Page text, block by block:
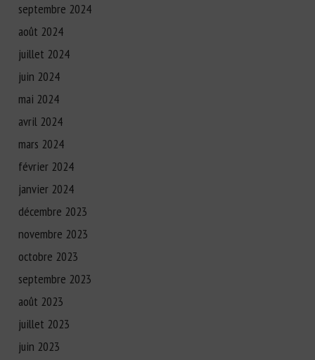
septembre 2024
août 2024
juillet 2024
juin 2024
mai 2024
avril 2024
mars 2024
février 2024
janvier 2024
décembre 2023
novembre 2023
octobre 2023
septembre 2023
août 2023
juillet 2023
juin 2023